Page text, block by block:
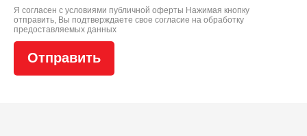
Я согласен с условиями публичной оферты Нажимая кнопку
отправить, Вы подтверждаете свое согласие на обработку
предоставляемых данных